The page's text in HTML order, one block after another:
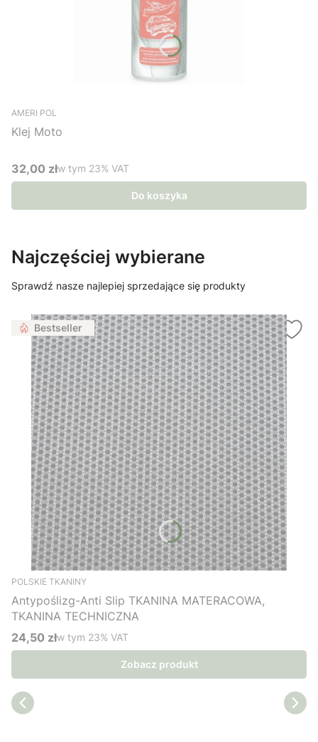
AMERI POL
Klej Moto
Cena brutto
32,00 złw tym %s VAT
w tym 23% VAT
Do koszyka
Najczęściej wybierane
Sprawdź nasze najlepiej sprzedające się produkty
Bestseller
POLSKIE TKANINY
Antypoślizg-Anti Slip TKANINA MATERACOWA,
TKANINA TECHNICZNA
Cena brutto
24,50 złw tym %s VAT
w tym 23% VAT
Zobacz produkt